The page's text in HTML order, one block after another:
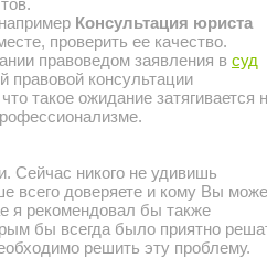
Консультация юриста
проверить ее качество.
правоведом заявления в суд
правовой консультации
такое ожидание затягивается
никого не удивишь
всего доверяете и кому Вы
я рекомендовал бы также
бы всегда было приятно
решить эту проблему.